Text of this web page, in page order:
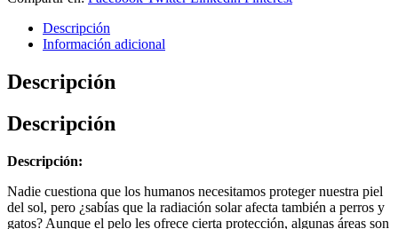
Descripción
Información adicional
Descripción
Descripción
Descripción:
Nadie cuestiona que los humanos necesitamos proteger nuestra piel
del sol, pero ¿sabías que la radiación solar afecta también a perros y
gatos? Aunque el pelo les ofrece cierta protección, algunas áreas son